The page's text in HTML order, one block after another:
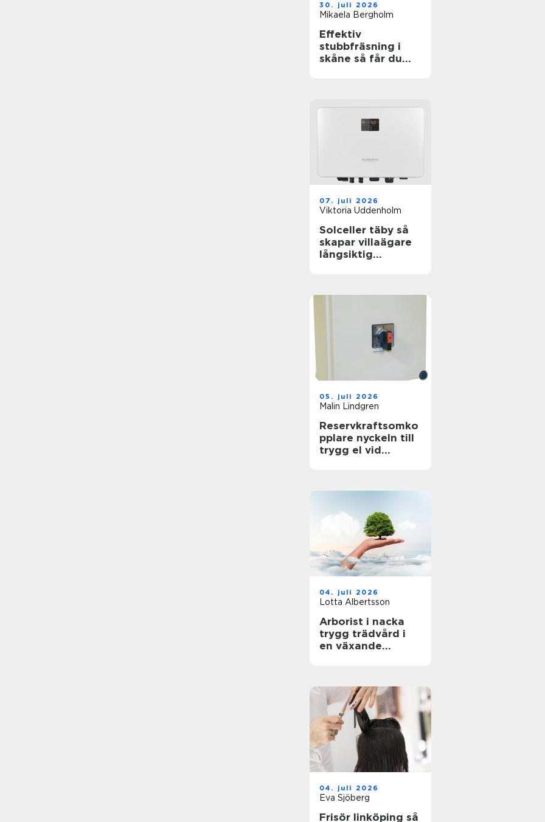
30. juli 2026
Mikaela Bergholm
Effektiv
stubbfräsning i
skåne så får du
07. juli 2026
Viktoria Uddenholm
Solceller täby så
skapar villaägare
långsiktig
05. juli 2026
Malin Lindgren
Reservkraftsomko
pplare nyckeln till
trygg el vid
04. juli 2026
Lotta Albertsson
Arborist i nacka
trygg trädvård i
en växande
04. juli 2026
Eva Sjöberg
Frisör linköping så